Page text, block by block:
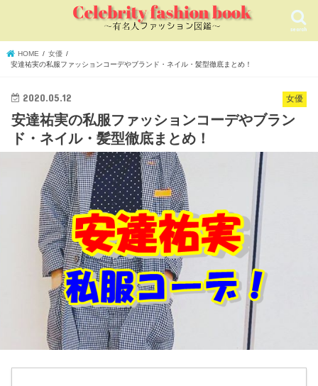
search
HOME
女優
安達祐実の私服ファッションコーデやブランド・ネイル・髪型徹底まとめ！
女優
2020.05.12
安達祐実の私服ファッションコーデやブラン
ド・ネイル・髪型徹底まとめ！